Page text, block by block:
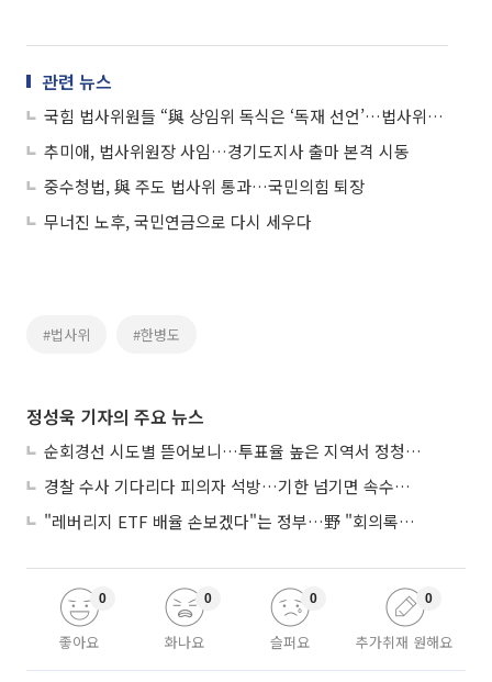
관련 뉴스
국힘 법사위원들 “與 상임위 독식은 ‘독재 선언’…법사위원장 野에 반환해야”
추미애, 법사위원장 사임…경기도지사 출마 본격 시동
중수청법, 與 주도 법사위 통과…국민의힘 퇴장
무너진 노후, 국민연금으로 다시 세우다
#법사위 #한병도
정성욱 기자의 주요 뉴스
순회경선 시도별 뜯어보니…투표율 높은 지역서 정청래 강세
경찰 수사 기다리다 피의자 석방…기한 넘기면 속수무책
"레버리지 ETF 배율 손보겠다"는 정부…野 "회의록부터 내놔야"
좋아요
0
화나요
0
슬퍼요
0
추가취재 원해요
0